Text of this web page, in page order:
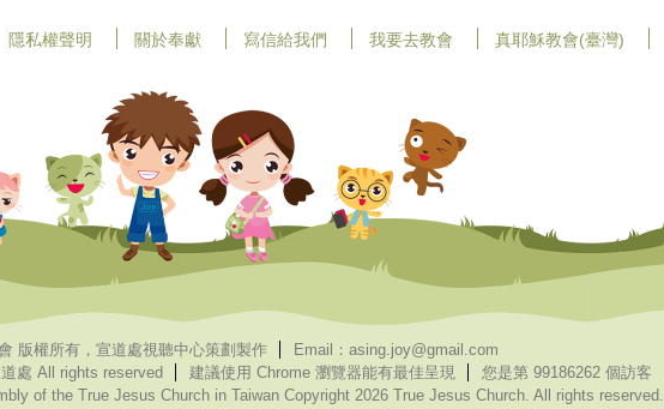
隱私權聲明 關於奉獻 寫信給我們 我要去教會 真耶穌教會(臺灣)
版權所有，宣道處視聽中心策劃製作
Email：asing.joy@gmail.com
處 All rights reserved
建議使用 Chrome 瀏覽器能有最佳呈現
您是第 99186262 個訪客
of the True Jesus Church in Taiwan Copyright 2026 True Jesus Church. All rights reserved.